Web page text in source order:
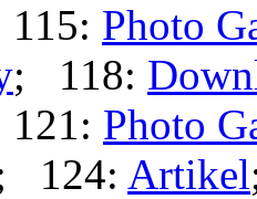
Photo
; 118:
Photo
124: Artikel